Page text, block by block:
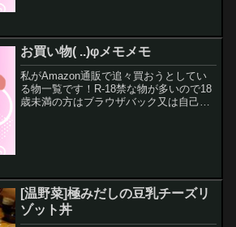
お買い物( ..)φメモメモ
私がAmazon通販で追々買おうとしてい
る物一覧です！R-18禁な物が多いので18
歳未満の方はブラウザバック又は自己責
[温野菜]極みだしの豆乳チーズリ
ゾット丼